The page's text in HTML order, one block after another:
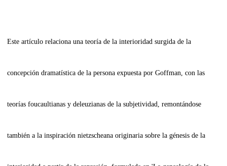
Este artículo relaciona una teoría de la interioridad surgida de la
concepción dramatística de la persona expuesta por Goffman, con las
teorías foucaultianas y deleuzianas de la subjetividad, remontándose
también a la inspiración nietzscheana originaria sobre la génesis de la